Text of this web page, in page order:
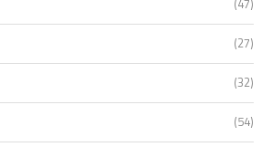
(27)
(32)
(54)